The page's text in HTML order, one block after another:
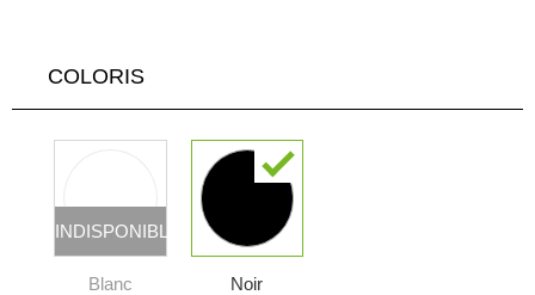
COLORIS
INDISPONIBLE
Blanc Noir